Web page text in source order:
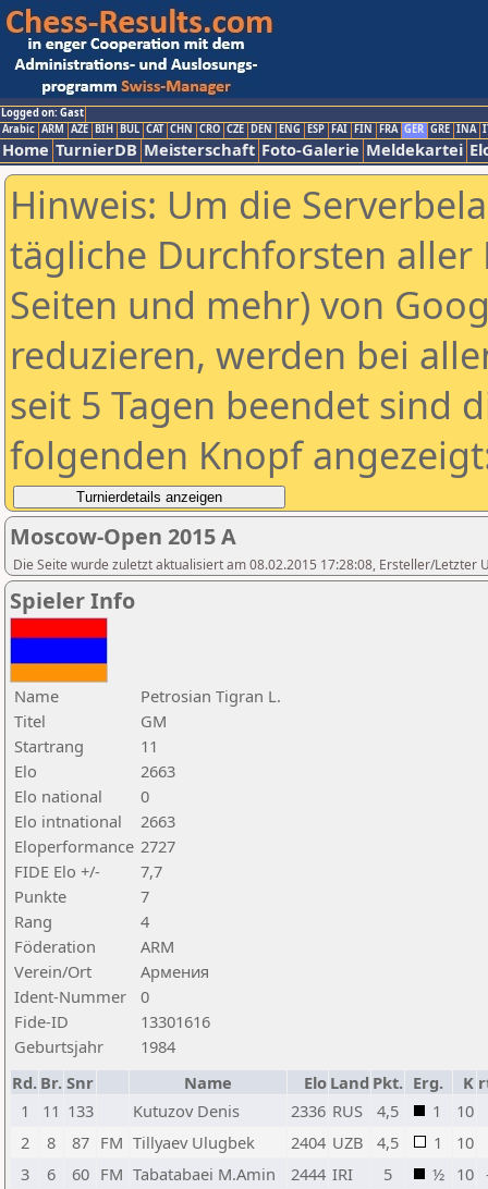
Logged on: Gast
Arabic ARM AZE BIH BUL CAT CHN CRO CZE DEN ENG ESP FAI FIN FRA GER GRE INA
Home TurnierDB Meisterschaft Foto-Galerie Meldekartei
Hinweis: Um die
tägliche Durchforsten aller
Seiten und mehr) von
reduzieren, werden bei
seit 5 Tagen beendet sind
folgenden Knopf
Moscow-Open 2015 A
Die Seite wurde zuletzt aktualisiert am 08.02.2015 17:28:08, Ersteller/Letzter
Spieler Info
Name
Petrosian Tigran L.
Titel
GM
Startrang
11
Elo
2663
Elo national
0
Elo intnational
2663
Eloperformance 2727
FIDE Elo +/-
7,7
Punkte
7
Rang
4
Föderation
ARM
Verein/Ort
Армения
Ident-Nummer
0
Fide-ID
13301616
Geburtsjahr
1984
Rd. Br. Snr Name Elo Land Pkt. Erg. K
1
11 133 Kutuzov Denis 2336 RUS 4,5 1
10
2
8 87 FM Tillyaev Ulugbek 2404 UZB 4,5 1
10
3
6 60 FM Tabatabaei M.Amin 2444 IRI 5 ½ 10